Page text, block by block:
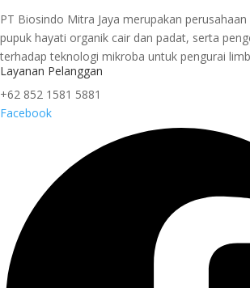
PT Biosindo Mitra Jaya merupakan
pupuk hayati organik cair dan padat, serta
terhadap teknologi mikroba untuk pengurai
Layanan Pelanggan
+62 852 1581 5881
Facebook